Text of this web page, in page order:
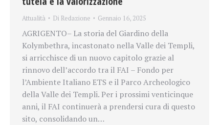
Attualità Di Redazione Gennaio 16, 2025
AGRIGENTO– La storia del Giardino della
Kolymbethra, incastonato nella Valle dei Templi,
si arricchisce di un nuovo capitolo grazie al
rinnovo dell’accordo tra il FAI – Fondo per
l’Ambiente Italiano ETS e il Parco Archeologico
della Valle dei Templi. Per i prossimi venticinque
anni, il FAI continuerà a prendersi cura di questo
sito, consolidando un…